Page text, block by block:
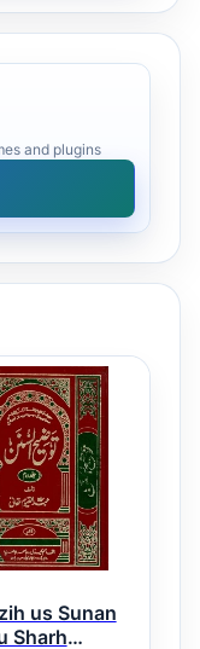
and plugins
us Sunan
Sharh